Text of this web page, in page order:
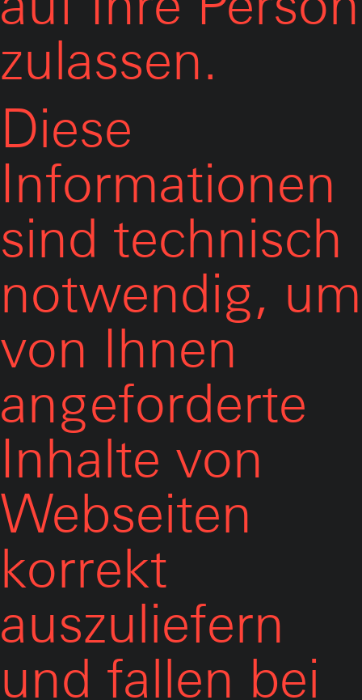
zulassen.
Diese
Informationen
sind technisch
notwendig, um
von Ihnen
angeforderte
Inhalte von
Webseiten
korrekt
auszuliefern
und fallen bei